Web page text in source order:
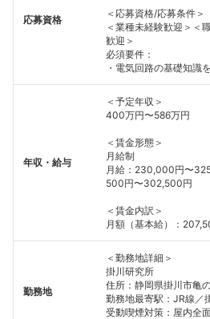
応募資格
＜応募資格/応募条件＞
＜業種未経験歓迎＞＜
歓迎＞
必須要件：
・電気回路の基礎知識
年収・給与
＜予定年収＞
400万円〜586万円
＜賃金形態＞
月給制
月給：230,000円〜
500円〜302,500円
＜賃金内訳＞
月額（基本給）：
勤務地
＜勤務地詳細＞
掛川研究所
住所：静岡県掛川市亀
勤務地最寄駅：JR線／
受動喫煙対策：屋内全